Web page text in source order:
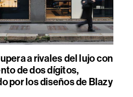
a rivales del lujo con
de dos dígitos,
por los diseños de Blazy